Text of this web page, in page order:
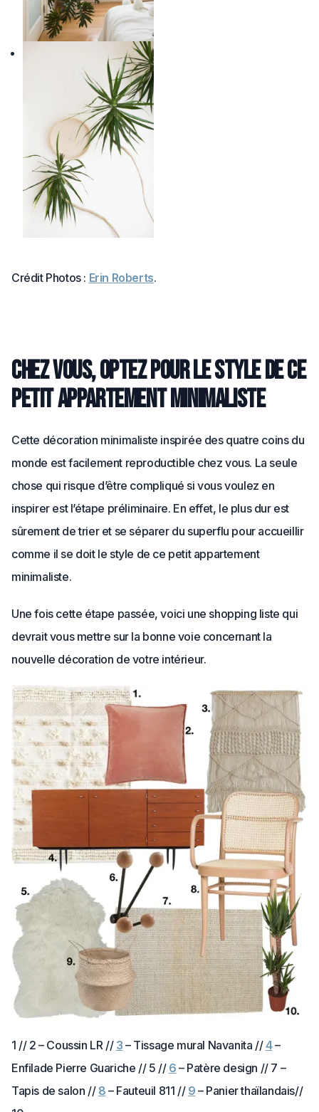
Crédit Photos : Erin Roberts.
Chez vous, optez pour le style de ce
petit appartement minimaliste
Cette décoration minimaliste inspirée des quatre coins du
monde est facilement reproductible chez vous. La seule
chose qui risque d’être compliqué si vous voulez en
inspirer est l’étape préliminaire. En effet, le plus dur est
sûrement de trier et se séparer du superflu pour accueillir
comme il se doit le style de ce petit appartement
minimaliste.
Une fois cette étape passée, voici une shopping liste qui
devrait vous mettre sur la bonne voie concernant la
nouvelle décoration de votre intérieur.
1 // 2 – Coussin LR // 3 – Tissage mural Navanita //4–
Enfilade Pierre Guariche // 5 // 6 – Patère design // 7 –
Tapis de salon // 8 – Fauteuil 811 // 9 – Panier thaïlandais//